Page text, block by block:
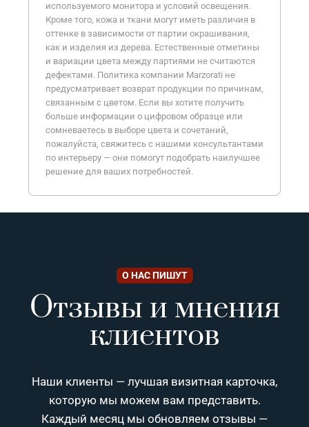
используемого монитора и условий освещения.
Кроме того, кожа и ткани могут иметь различия в
оттенке в зависимости от партии окрашивания,
как и изделия из дерева. Естественные отметины
и вариации цвета между партиями не считаются
дефектами. Политика компании Marzorati не
предусматривает возврат продукции по причинам,
связанным с цветом. Если вы хотите получить
больше информации о цифровом образце или
сомневаетесь в выборе цвета и сочетаний,
пожалуйста, свяжитесь с нашими консультантами
по интерьеру — они помогут подобрать наилучшее
решение для ваших потребностей.
О НАС ПИШУТ
Отзывы и мнения
клиентов
Наши клиенты — лучшая визитная карточка,
которую мы можем вам представить.
Каждый месяц мы обновляем отзывы —